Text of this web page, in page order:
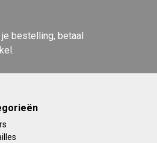
bestelling, betaal